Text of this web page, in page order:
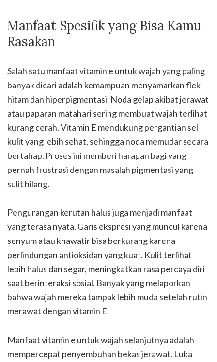
Manfaat Spesifik yang Bisa Kamu
Rasakan
Salah satu manfaat vitamin e untuk wajah yang paling
banyak dicari adalah kemampuan menyamarkan flek
hitam dan hiperpigmentasi. Noda gelap akibat jerawat
atau paparan matahari sering membuat wajah terlihat
kurang cerah. Vitamin E mendukung pergantian sel
kulit yang lebih sehat, sehingga noda memudar secara
bertahap. Proses ini memberi harapan bagi yang
pernah frustrasi dengan masalah pigmentasi yang
sulit hilang.
Pengurangan kerutan halus juga menjadi manfaat
yang terasa nyata. Garis ekspresi yang muncul karena
senyum atau khawatir bisa berkurang karena
perlindungan antioksidan yang kuat. Kulit terlihat
lebih halus dan segar, meningkatkan rasa percaya diri
saat berinteraksi sosial. Banyak yang melaporkan
bahwa wajah mereka tampak lebih muda setelah rutin
merawat dengan vitamin E.
Manfaat vitamin e untuk wajah selanjutnya adalah
mempercepat penyembuhan bekas jerawat. Luka